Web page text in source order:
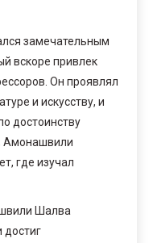
замечательным
вскоре привлек
Он проявлял
и искусству, и
достоинству
Амонашвили
где изучал
Шалва
достиг